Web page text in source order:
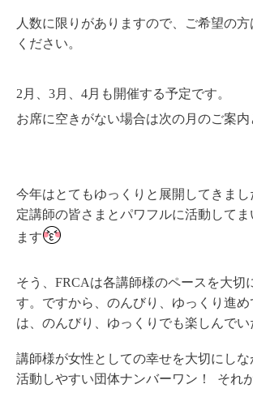
人数に限りがありますので、ご希望の
ください。
2月、3月、4月も開催する予定です。
お席に空きがない場合は次の月のご案内
今年はとてもゆっくりと展開してきま
定講師の皆さまとパワフルに活動して
ます
そう、FRCAは各講師様のペースを大切
す。ですから、のんびり、ゆっくり進
は、のんびり、ゆっくりでも楽しんでい
講師様が女性としての幸せを大切にしな
活動しやすい団体ナンバーワン！ それ